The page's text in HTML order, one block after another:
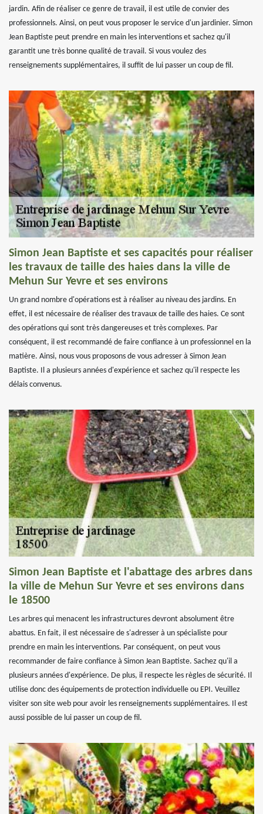
jardin. Afin de réaliser ce genre de travail, il est utile de convier des
professionnels. Ainsi, on peut vous proposer le service d'un jardinier. Simon
Jean Baptiste peut prendre en main les interventions et sachez qu'il
garantit une très bonne qualité de travail. Si vous voulez des
renseignements supplémentaires, il suffit de lui passer un coup de fil.
Simon Jean Baptiste et ses capacités pour réaliser
les travaux de taille des haies dans la ville de
Mehun Sur Yevre et ses environs
Un grand nombre d'opérations est à réaliser au niveau des jardins. En
effet, il est nécessaire de réaliser des travaux de taille des haies. Ce sont
des opérations qui sont très dangereuses et très complexes. Par
conséquent, il est recommandé de faire confiance à un professionnel en la
matière. Ainsi, nous vous proposons de vous adresser à Simon Jean
Baptiste. Il a plusieurs années d'expérience et sachez qu'il respecte les
délais convenus.
Simon Jean Baptiste et l'abattage des arbres dans
la ville de Mehun Sur Yevre et ses environs dans
le 18500
Les arbres qui menacent les infrastructures devront absolument être
abattus. En fait, il est nécessaire de s'adresser à un spécialiste pour
prendre en main les interventions. Par conséquent, on peut vous
recommander de faire confiance à Simon Jean Baptiste. Sachez qu'il a
plusieurs années d'expérience. De plus, il respecte les règles de sécurité. Il
utilise donc des équipements de protection individuelle ou EPI. Veuillez
visiter son site web pour avoir les renseignements supplémentaires. Il est
aussi possible de lui passer un coup de fil.